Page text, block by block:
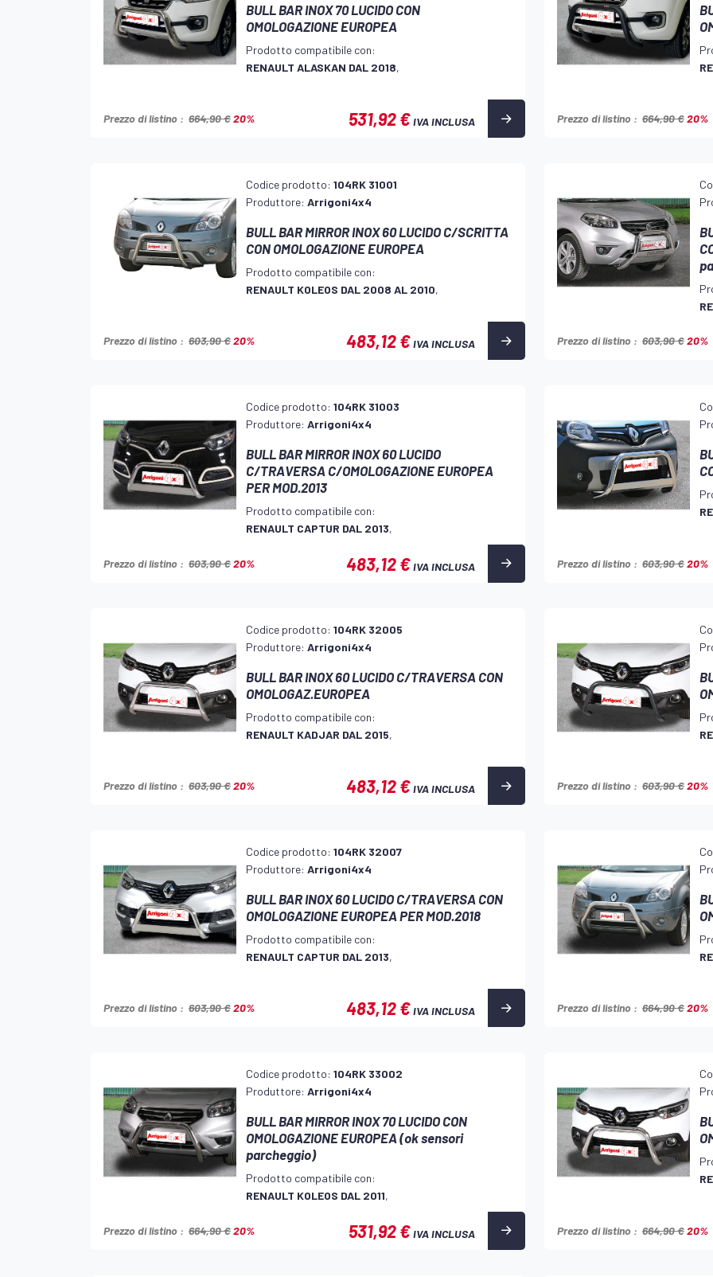
BULL BAR INOX 70 LUCIDO CON
OMOLOGAZIONE EUROPEA
Prodotto compatibile con:
RENAULT ALASKAN DAL 2018,
Prezzo di listino : 664,90 €20% 531,92 €IVA INCLUSA Prezzo di listino : 664,90 €20%
Codice prodotto:104RK 31001
Produttore:Arrigoni4x4
BULL BAR MIRROR INOX 60 LUCIDO C/SCRITTA
CON OMOLOGAZIONE EUROPEA
Prodotto compatibile con:
RENAULT KOLEOS DAL 2008 AL 2010,
Prezzo di listino : 603,90 €20% 483,12 €IVA INCLUSA Prezzo di listino : 603,90 €20%
Codice prodotto:104RK 31003
Produttore:Arrigoni4x4
BULL BAR MIRROR INOX 60 LUCIDO
C/TRAVERSA C/OMOLOGAZIONE EUROPEA
PER MOD.2013
Prodotto compatibile con:
RENAULT CAPTUR DAL 2013,
Prezzo di listino : 603,90 €20% 483,12 €IVA INCLUSA Prezzo di listino : 603,90 €20%
Codice prodotto:104RK 32005
Produttore:Arrigoni4x4
BULL BAR INOX 60 LUCIDO C/TRAVERSA CON
OMOLOGAZ.EUROPEA
Prodotto compatibile con:
RENAULT KADJAR DAL 2015,
Prezzo di listino : 603,90 €20% 483,12 €IVA INCLUSA Prezzo di listino : 603,90 €20%
Codice prodotto:104RK 32007
Produttore:Arrigoni4x4
BULL BAR INOX 60 LUCIDO C/TRAVERSA CON
OMOLOGAZIONE EUROPEA PER MOD.2018
Prodotto compatibile con:
RENAULT CAPTUR DAL 2013,
Prezzo di listino : 603,90 €20% 483,12 €IVA INCLUSA Prezzo di listino : 664,90 €20%
Codice prodotto:104RK 33002
Produttore:Arrigoni4x4
BULL BAR MIRROR INOX 70 LUCIDO CON
OMOLOGAZIONE EUROPEA (ok sensori
parcheggio)
Prodotto compatibile con:
RENAULT KOLEOS DAL 2011,
Prezzo di listino : 664,90 €20% 531,92 €IVA INCLUSA Prezzo di listino : 664,90 €20%